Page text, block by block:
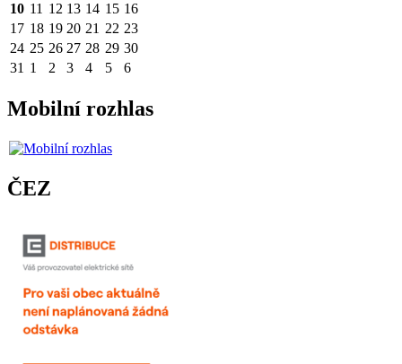
10 11 12 13 14 15 16
17 18 19 20 21 22 23
24 25 26 27 28 29 30
31 1 2 3 4 5 6
Mobilní rozhlas
ČEZ